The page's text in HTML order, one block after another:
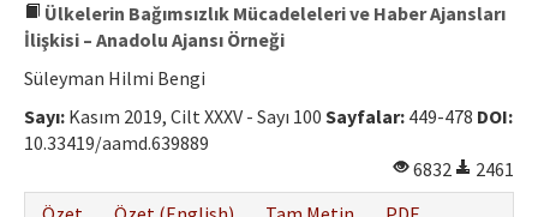
Ülkelerin Bağımsızlık Mücadeleleri ve Haber Ajansları
İlişkisi – Anadolu Ajansı Örneği
Süleyman Hilmi Bengi
Sayı: Kasım 2019, Cilt XXXV - Sayı 100 Sayfalar: 449-478 DOI:
10.33419/aamd.639889
6832
2461